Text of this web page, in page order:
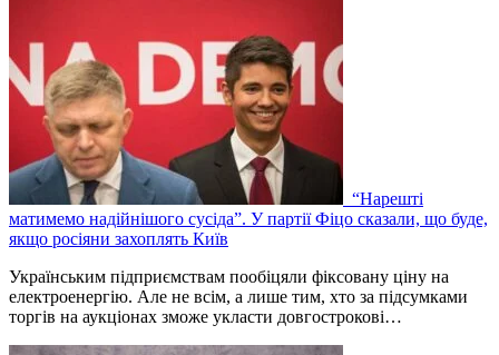
“Нарешті
матимемо надійнішого сусіда”. У партії Фіцо сказали, що буде,
якщо росіяни захоплять Київ
Українським підприємствам пообіцяли фіксовану ціну на
електроенергію. Але не всім, а лише тим, хто за підсумками
торгів на аукціонах зможе укласти довгострокові…